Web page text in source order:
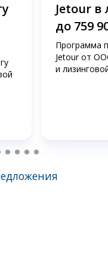
Jetour в
до 759
Программа
Jetour от
и